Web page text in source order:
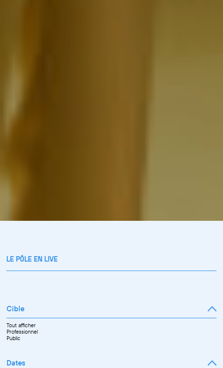
LE PÔLE EN LIVE
Cible
Tout afficher
Professionnel
Public
Dates